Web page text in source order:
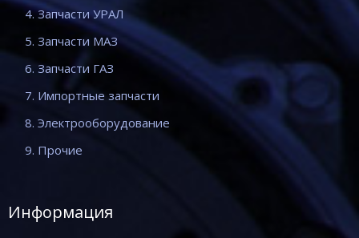
4. Запчасти УРАЛ
5. Запчасти МАЗ
6. Запчасти ГАЗ
7. Импортные запчасти
8. Электрооборудование
9. Прочие
Информация